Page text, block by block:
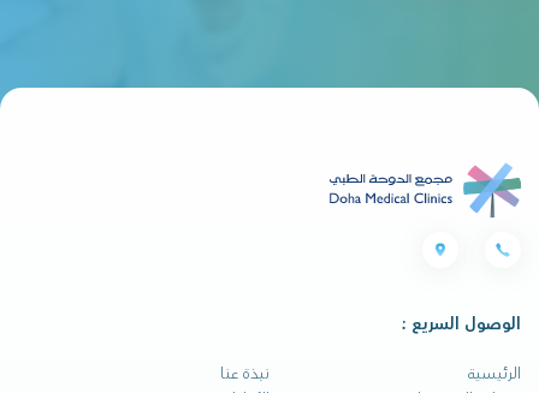
الوصول السريع :
الرئيسية
نبذة عنا